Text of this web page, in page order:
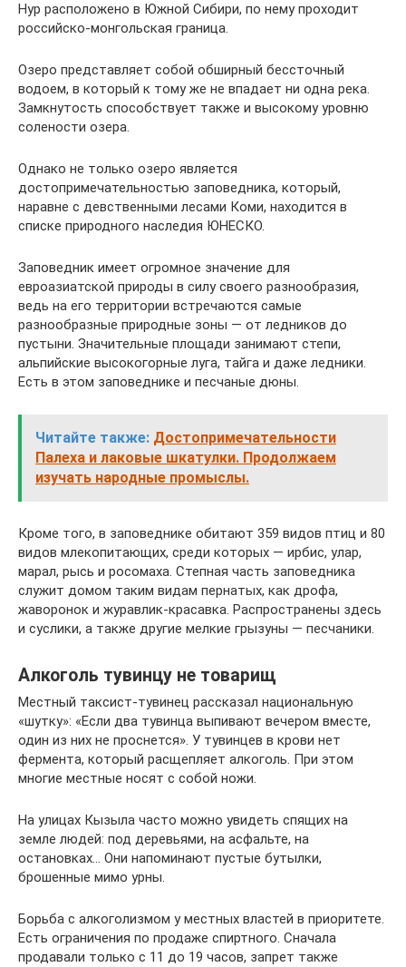
Нур расположено в Южной Сибири, по нему проходит
российско-монгольская граница.
Озеро представляет собой обширный бессточный
водоем, в который к тому же не впадает ни одна река.
Замкнутость способствует также и высокому уровню
солености озера.
Однако не только озеро является
достопримечательностью заповедника, который,
наравне с девственными лесами Коми, находится в
списке природного наследия ЮНЕСКО.
Заповедник имеет огромное значение для
евроазиатской природы в силу своего разнообразия,
ведь на его территории встречаются самые
разнообразные природные зоны — от ледников до
пустыни. Значительные площади занимают степи,
альпийские высокогорные луга, тайга и даже ледники.
Есть в этом заповеднике и песчаные дюны.
Читайте также: Достопримечательности
Палеха и лаковые шкатулки. Продолжаем
изучать народные промыслы.
Кроме того, в заповеднике обитают 359 видов птиц и 80
видов млекопитающих, среди которых — ирбис, улар,
марал, рысь и росомаха. Степная часть заповедника
служит домом таким видам пернатых, как дрофа,
жаворонок и журавлик-красавка. Распространены здесь
и суслики, а также другие мелкие грызуны — песчаники.
Алкоголь тувинцу не товарищ
Местный таксист-тувинец рассказал национальную
«шутку»: «Если два тувинца выпивают вечером вместе,
один из них не проснется». У тувинцев в крови нет
фермента, который расщепляет алкоголь. При этом
многие местные носят с собой ножи.
На улицах Кызыла часто можно увидеть спящих на
земле людей: под деревьями, на асфальте, на
остановках… Они напоминают пустые бутылки,
брошенные мимо урны.
Борьба с алкоголизмом у местных властей в приоритете.
Есть ограничения по продаже спиртного. Сначала
продавали только с 11 до 19 часов, запрет также